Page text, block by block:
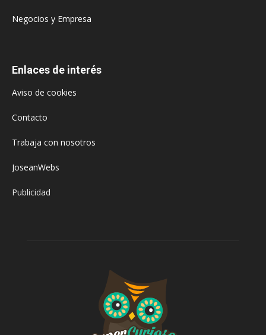
Negocios y Empresa
Enlaces de interés
Aviso de cookies
Contacto
Trabaja con nosotros
JoseanWebs
Publicidad